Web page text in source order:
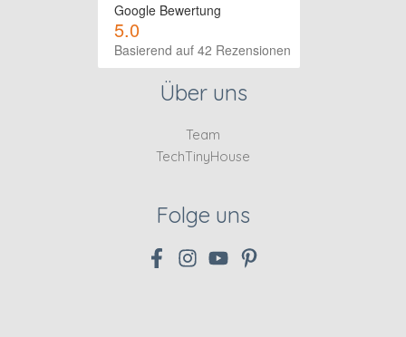
Google Bewertung
5.0
Basierend auf 42 Rezensionen
Über uns
Team
TechTinyHouse
Folge uns